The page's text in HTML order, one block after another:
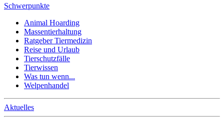
Schwerpunkte
Animal Hoarding
Massentierhaltung
Ratgeber Tiermedizin
Reise und Urlaub
Tierschutzfälle
Tierwissen
Was tun wenn...
Welpenhandel
Aktuelles